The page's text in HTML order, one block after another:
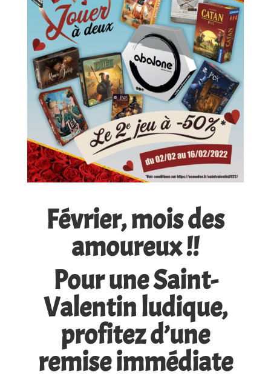
Février, mois des
amoureux !!
Pour une Saint-
Valentin ludique,
profitez d’une
remise immédiate